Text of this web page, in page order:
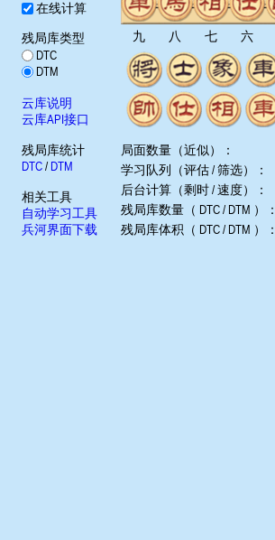
在线计算
残局库类型
DTC
DTM
云库说明
云库API接口
残局库统计
DTC/ DTM
相关工具
自动学习工具
兵河界面下载
九 八 七 六
局面数量（近似）：
学习队列（评估 / 筛选）：
后台计算（剩时 / 速度）：
残局库数量（ DTC / DTM ）：
残局库体积（ DTC / DTM ）：